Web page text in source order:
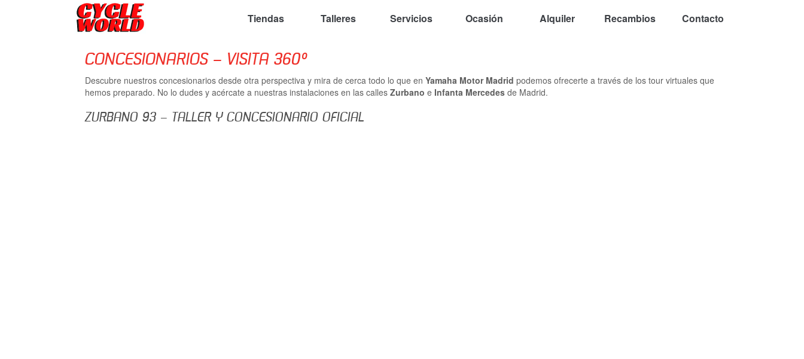
Tiendas Talleres Servicios Ocasión Alquiler Recambios Contacto
CONCESIONARIOS – VISITA 360º
Descubre nuestros concesionarios desde otra perspectiva y mira de cerca todo lo que en Yamaha Motor Madrid podemos ofrecerte a través de los tour virtuales que
hemos preparado. No lo dudes y acércate a nuestras instalaciones en las calles Zurbano e Infanta Mercedes de Madrid.
ZURBANO 93 – TALLER Y CONCESIONARIO OFICIAL